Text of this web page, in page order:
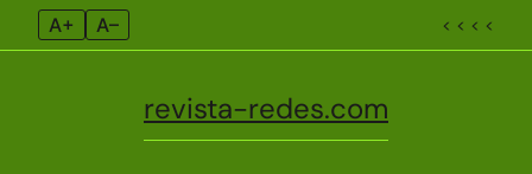
A+ A– < < < <
revista-redes.com